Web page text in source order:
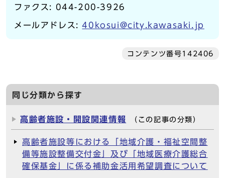
ファクス: 044-200-3926
メールアドレス:40kosui@city.kawasaki.jp
コンテンツ番号142406
同じ分類から探す
高齢者施設・開設関連情報 （この記事の分類）
高齢者施設等における「地域介護・福祉空間整
備等施設整備交付金」及び「地域医療介護総合
確保基金」に係る補助金活用希望調査について